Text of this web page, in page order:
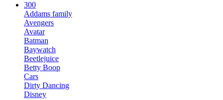
300
Addams family
Avengers
Avatar
Batman
Baywatch
Beetlejuice
Betty Boop
Cars
Dirty Dancing
Disney